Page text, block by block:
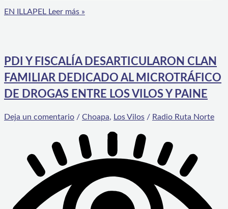
EN ILLAPEL Leer más »
PDI Y FISCALÍA DESARTICULARON CLAN
FAMILIAR DEDICADO AL MICROTRÁFICO
DE DROGAS ENTRE LOS VILOS Y PAINE
Deja un comentario / Choapa, Los Vilos / Radio Ruta Norte